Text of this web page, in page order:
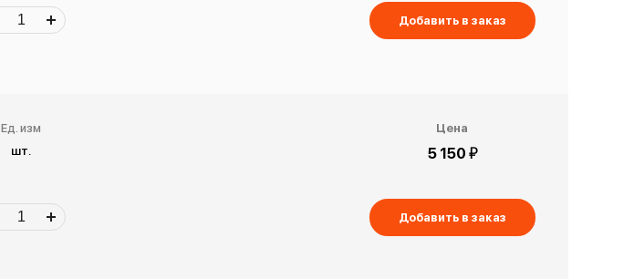
Добавить в заказ
Ед. изм
шт.
Цена
5 150 й
Добавить в заказ